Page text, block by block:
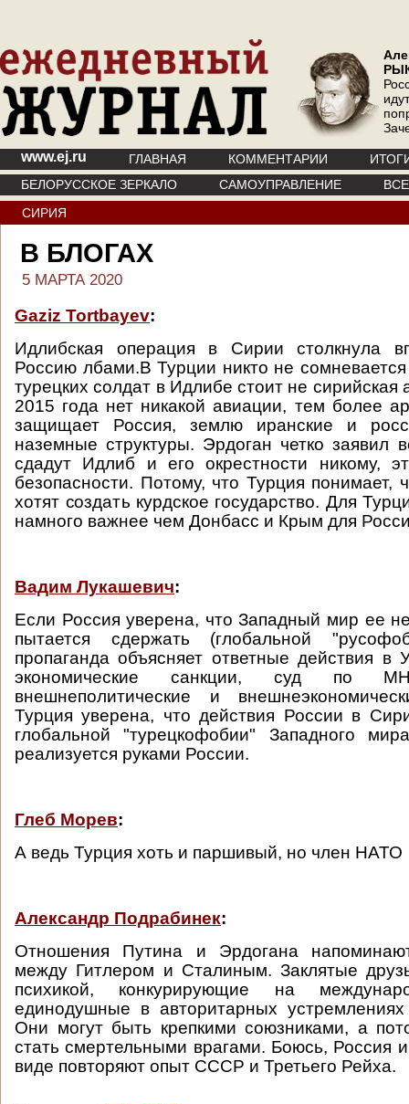
www.ej.ru ГЛАВНАЯ КОММЕНТАРИИ
БЕЛОРУССКОЕ ЗЕРКАЛО
САМОУПРАВЛЕНИЕ
СИРИЯ
В БЛОГАХ
5 МАРТА 2020
Gaziz Tortbayev:
Идлибская операция в Сирии столкнула
Россию лбами.В Турции никто не
турецких солдат в Идлибе стоит не
2015 года нет никакой авиации, тем более
защищает Россия, землю иранские и
наземные структуры. Эрдоган четко заявил
сдадут Идлиб и его окрестности никому,
безопасности. Потому, что Турция понимает,
хотят создать курдское государство. Для
намного важнее чем Донбасс и Крым для
Вадим Лукашевич:
Если Россия уверена, что Западный мир ее
пытается сдержать (глобальной
пропаганда объясняет ответные действия в
экономические санкции, суд по
внешнеполитические и
Турция уверена, что действия России в
глобальной "турецкофобии" Западного
реализуется руками России.
Глеб Морев:
А ведь Турция хоть и паршивый, но член НАТО
Александр Подрабинек:
Отношения Путина и Эрдогана
между Гитлером и Сталиным. Заклятые
психикой, конкурирующие на
единодушные в авторитарных
Они могут быть крепкими союзниками, а
стать смертельными врагами. Боюсь, Россия
виде повторяют опыт СССР и Третьего Рейха.